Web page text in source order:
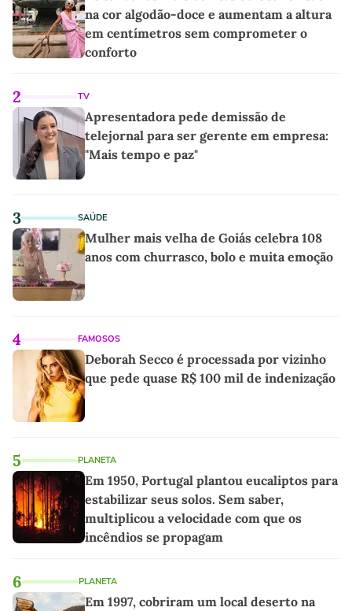
na cor algodão-doce e aumentam a altura
em centímetros sem comprometer o
conforto
2 TV
Apresentadora pede demissão de
telejornal para ser gerente em empresa:
"Mais tempo e paz"
3 SAÚDE
Mulher mais velha de Goiás celebra 108
anos com churrasco, bolo e muita emoção
4 FAMOSOS
Deborah Secco é processada por vizinho
que pede quase R$ 100 mil de indenização
5 PLANETA
Em 1950, Portugal plantou eucaliptos para
estabilizar seus solos. Sem saber,
multiplicou a velocidade com que os
incêndios se propagam
6 PLANETA
Em 1997, cobriram um local deserto na